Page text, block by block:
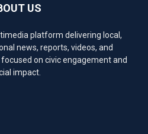
US
platform delivering local,
news, reports, videos, and
on civic engagement and
impact.